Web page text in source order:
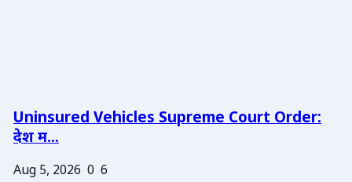
Uninsured Vehicles Supreme Court Order:
देश म...
Aug 5, 2026 0 6